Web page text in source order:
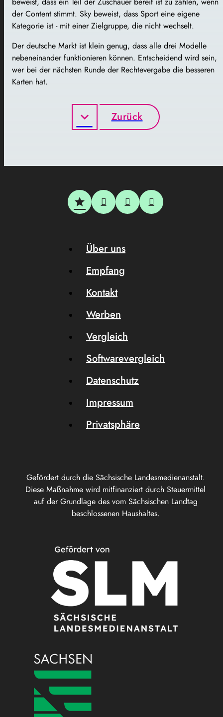
der Content stimmt. Sky beweist, dass Sport eine eigene
Kategorie ist - mit einer Zielgruppe, die nicht wechselt.
Der deutsche Markt ist klein genug, dass alle drei Modelle
nebeneinander funktionieren können. Entscheidend wird sein,
wer bei der nächsten Runde der Rechtevergabe die besseren
Karten hat.
Zurück
Gefördert durch die Sächsische Landesmedienanstalt.
Diese Maßnahme wird mitfinanziert durch Steuermittel
auf der Grundlage des vom Sächsischen Landtag
beschlossenen Haushaltes.
Über uns
Empfang
Kontakt
Werben
Vergleich
Softwarevergleich
Datenschutz
Impressum
Privatsphäre